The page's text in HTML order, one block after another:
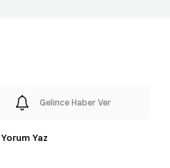
Gelince Haber Ver
Yorum Yaz